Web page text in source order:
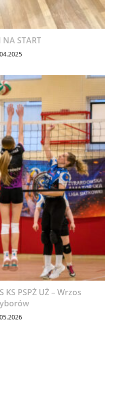
NA START
PSPŻ UŻ – Wrzos